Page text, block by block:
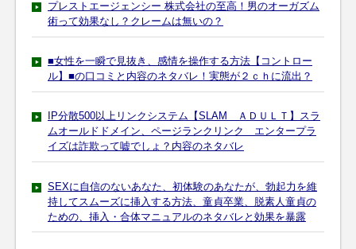
プレストエージェンシー 株式会社の至高！男のオーガズム
術って効果なし？クレームは無いの？
■女性を一瞬で見抜き、感情を操作する方法【コントロー
ル】■の口コミと内容のネタバレ！実態が２ｃｈに流出？
IP分散500以上リンクシステム【SLAM ＡＤＵＬＴ】スラ
ムオールドドメイン、ページランクリンク エンタープラ
イズは詐欺って嘘でしょ？内容のネタバレ
SEXに自信のないあなた、初体験のあなたが、勃起力を維
持してスムーズに挿入する方法、童貞卒業、脱素人童貞の
ための、挿入・合体マニュアルのネタバレと効果を暴露